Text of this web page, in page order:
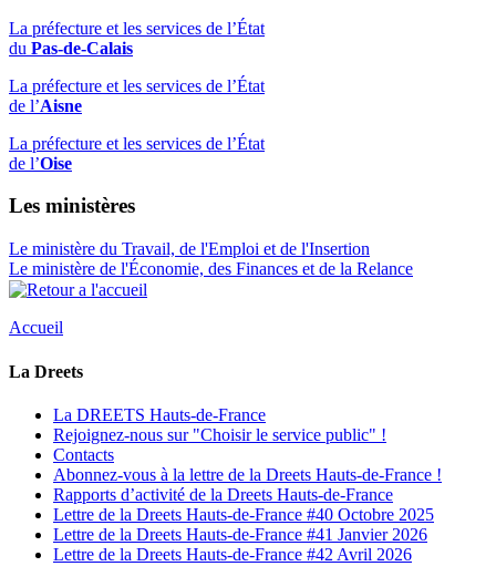
La préfecture et les services de l’État
du Pas-de-Calais
La préfecture et les services de l’État
de l’Aisne
La préfecture et les services de l’État
de l’Oise
Les ministères
Le ministère du Travail, de l'Emploi et de l'Insertion
Le ministère de l'Économie, des Finances et de la Relance
Accueil
La Dreets
La DREETS Hauts-de-France
Rejoignez-nous sur "Choisir le service public" !
Contacts
Abonnez-vous à la lettre de la Dreets Hauts-de-France !
Rapports d’activité de la Dreets Hauts-de-France
Lettre de la Dreets Hauts-de-France #40 Octobre 2025
Lettre de la Dreets Hauts-de-France #41 Janvier 2026
Lettre de la Dreets Hauts-de-France #42 Avril 2026